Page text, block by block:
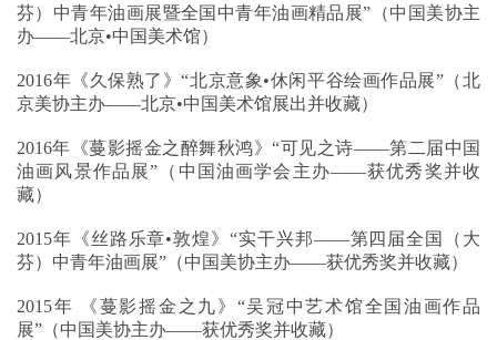
芬）中青年油画展暨全国中青年油画精品展”（中国美协主
办——北京•中国美术馆）
2016年《久保熟了》“北京意象•休闲平谷绘画作品展”（北
京美协主办——北京•中国美术馆展出并收藏）
2016年《蔓影摇金之醉舞秋鸿》“可见之诗——第二届中国
油画风景作品展”（中国油画学会主办——获优秀奖并收
藏）
2015年《丝路乐章•敦煌》“实干兴邦——第四届全国（大
芬）中青年油画展”（中国美协主办——获优秀奖并收藏）
2015年 《蔓影摇金之九》“吴冠中艺术馆全国油画作品
展”（中国美协主办——获优秀奖并收藏）